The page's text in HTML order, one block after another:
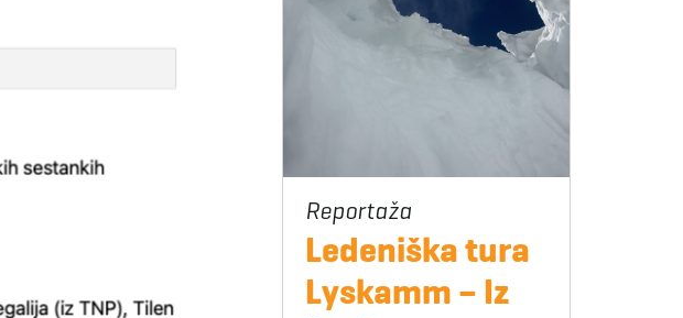
Ledeniška tura
Lyskamm – Iz